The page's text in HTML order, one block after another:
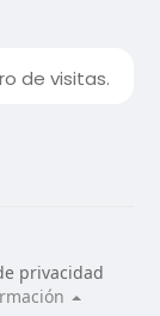
de visitas.
privacidad